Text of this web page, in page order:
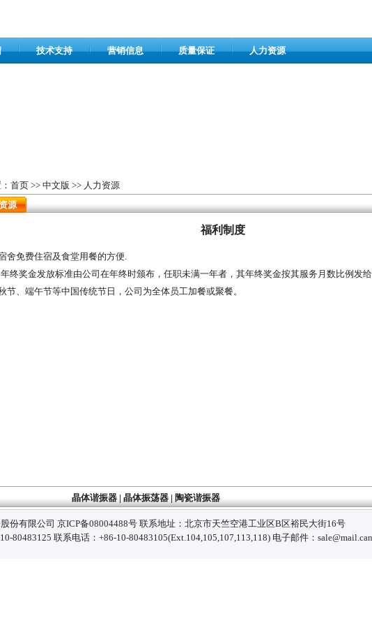
技术支持 营销信息 质量保证 人力资源
首页 >> 中文版 >> 人力资源
源
福利制度
舍免费住宿及食堂用餐的方便.
终奖金发放标准由公司在年终时颁布，任职未满一年者，其年终奖金按其服务月数比例发给
节、端午节等中国传统节日，公司为全体员工加餐或聚餐。
晶体谐振器| 晶体振荡器| 陶瓷谐振器
份有限公司 京ICP备08004488号 联系地址：北京市天竺空港工业区B区裕民大街16号
80483125 联系电话：+86-10-80483105(Ext.104,105,107,113,118) 电子邮件：